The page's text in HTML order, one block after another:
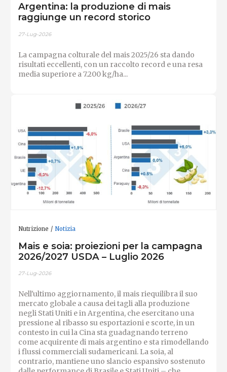
Argentina: la produzione di mais
raggiunge un record storico
27-Lug-2026
La campagna colturale del mais 2025/26 sta dando
risultati eccellenti, con un raccolto record e una resa
media superiore a 7.200 kg/ha...
Nutrizione Notizia
Mais e soia: proiezioni per la campagna
2026/2027 USDA – Luglio 2026
27-Lug-2026
Nell'ultimo aggiornamento, il mais riequilibra il suo
mercato globale a causa dei tagli alla produzione
negli Stati Uniti e in Argentina, che esercitano una
pressione al ribasso su esportazioni e scorte, in un
contesto in cui la Cina sta guadagnando terreno
come acquirente di mais argentino e sta rimodellando
i flussi commerciali sudamericani. La soia, al
contrario, mantiene uno slancio espansivo sostenuto